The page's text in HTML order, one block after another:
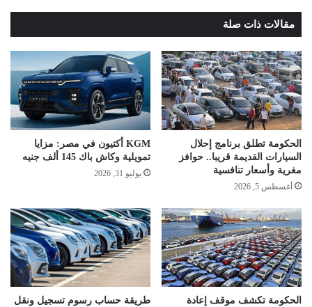
مقالات ذات صلة
الحكومة تطلق برنامج إحلال
السيارات القديمة قريبا.. حوافز
مغرية وأسعار تنافسية
أغسطس 5, 2026
KGM أكتيون في مصر: مزايا
تمويلية وكاش باك 145 ألف جنيه
يوليو 31, 2026
الحكومة تكشف موقف إعادة
طريقة حساب رسوم تسجيل ونقل